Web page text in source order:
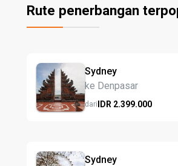
Rute penerbangan
Sydney
ke Denpasar
dariIDR 2.399.000
Sydney